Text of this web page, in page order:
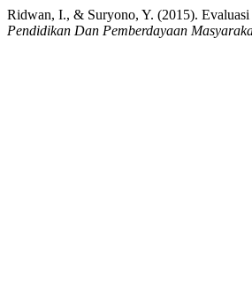
Ridwan, I., & Suryono, Y. (2015).
Pendidikan Dan Pemberdayaan